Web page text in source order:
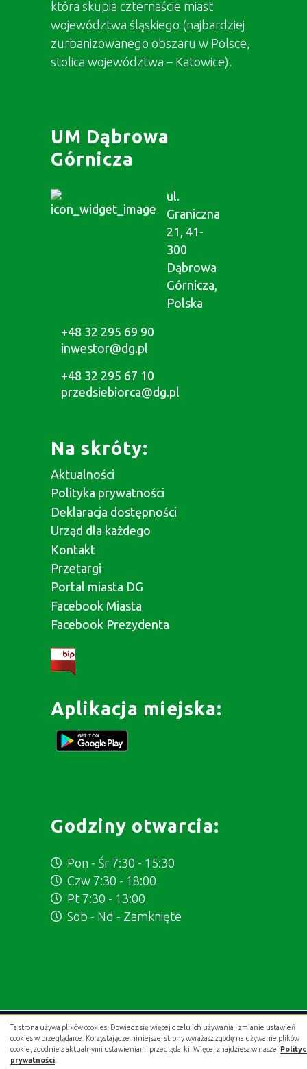
Ta strona używa plików cookies. Dowiedz się więcej o celu ich używania i zmianie ustawień
cookies w przeglądarce. Korzystając ze niniejszej strony wyrażasz zgodę na używanie plików
cookie, zgodnie z aktualnymi ustawieniami przeglądarki. Więcej znajdziesz w naszej
prywatności
która skupia czternaście miast
województwa śląskiego (najbardziej
zurbanizowanego obszaru w Polsce,
stolica województwa – Katowice).
UM Dąbrowa
Górnicza
ul.
Graniczna
21, 41-
300
Dąbrowa
Górnicza,
Polska
+48 32 295 69 90
inwestor@dg.pl
+48 32 295 67 10
przedsiebiorca@dg.pl
Na skróty:
Aktualności
Polityka prywatności
Deklaracja dostępności
Urząd dla każdego
Kontakt
Przetargi
Portal miasta DG
Facebook Miasta
Facebook Prezydenta
Aplikacja miejska:
Godziny otwarcia:
Pon - Śr 7:30 - 15:30
Czw 7:30 - 18:00
Pt 7:30 - 13:00
Sob - Nd - Zamknięte
Projekt i wykonanie:.gold studio digital